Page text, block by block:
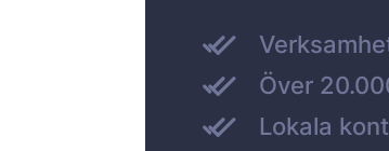
Över
Lokala